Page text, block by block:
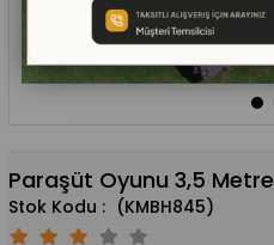
Paraşüt Oyunu 3,5 Metre
(KMBH845)